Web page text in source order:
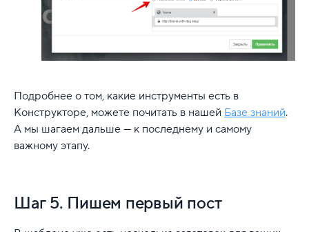
Подробнее о том, какие инструменты есть в
Конструкторе, можете почитать в нашей Базе знаний.
А мы шагаем дальше — к последнему и самому
важному этапу.
Шаг 5. Пишем первый пост